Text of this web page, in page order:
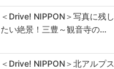
＜Drive! NIPPON＞写真に残し
たい絶景！三豊～観音寺の…
＜Drive! NIPPON＞北アルプス